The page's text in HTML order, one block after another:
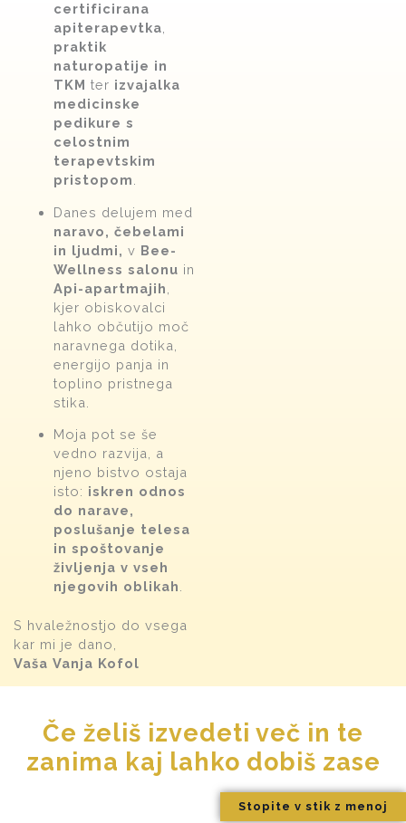
certificirana
apiterapevtka
praktik
naturopatije in
TKM ter izvajalka
medicinske
pedikure s
celostnim
terapevtskim
pristopom
Danes delujem med
naravo, čebelami
in ljudmi, v Bee-
Wellness salonu in
Api-apartmajih
kjer obiskovalci
lahko občutijo moč
naravnega dotika,
energijo panja in
toplino pristnega
stika.
Moja pot se še
vedno razvija, a
njeno bistvo ostaja
isto: iskren odnos
do narave,
poslušanje telesa
in spoštovanje
življenja v vseh
njegovih oblikah.
S hvaležnostjo do vsega
kar mi je dano,
Vaša Vanja Kofol
Če želiš izvedeti več in te
zanima kaj lahko dobiš zase
Stopite v stik z menoj